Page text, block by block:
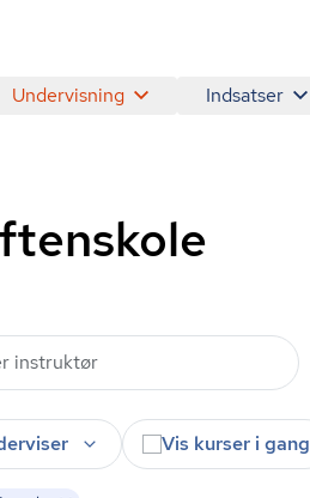
Undervisning Indsatser
Vis kurser i gang